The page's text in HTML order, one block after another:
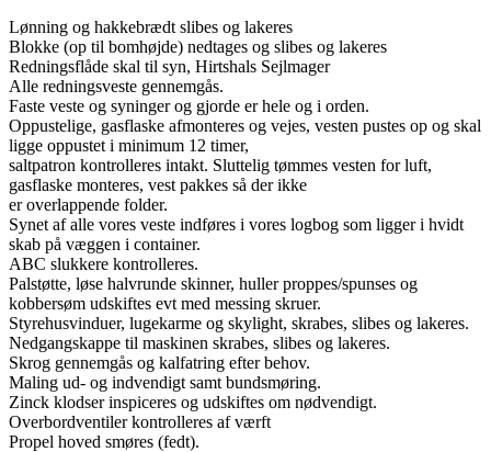
Lønning og hakkebrædt slibes og lakeres
Blokke (op til bomhøjde) nedtages og slibes og lakeres
Redningsflåde skal til syn, Hirtshals Sejlmager
Alle redningsveste gennemgås.
Faste veste og syninger og gjorde er hele og i orden.
Oppustelige, gasflaske afmonteres og vejes, vesten pustes op og skal
ligge oppustet i minimum 12 timer,
saltpatron kontrolleres intakt. Sluttelig tømmes vesten for luft,
gasflaske monteres, vest pakkes så der ikke
er overlappende folder.
Synet af alle vores veste indføres i vores logbog som ligger i hvidt
skab på væggen i container.
ABC slukkere kontrolleres.
Palstøtte, løse halvrunde skinner, huller proppes/spunses og
kobbersøm udskiftes evt med messing skruer.
Styrehusvinduer, lugekarme og skylight, skrabes, slibes og lakeres.
Nedgangskappe til maskinen skrabes, slibes og lakeres.
Skrog gennemgås og kalfatring efter behov.
Maling ud- og indvendigt samt bundsmøring.
Zinck klodser inspiceres og udskiftes om nødvendigt.
Overbordventiler kontrolleres af værft
Propel hoved smøres (fedt).